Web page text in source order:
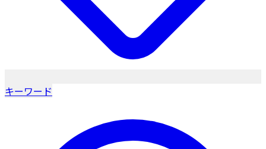
キーワード